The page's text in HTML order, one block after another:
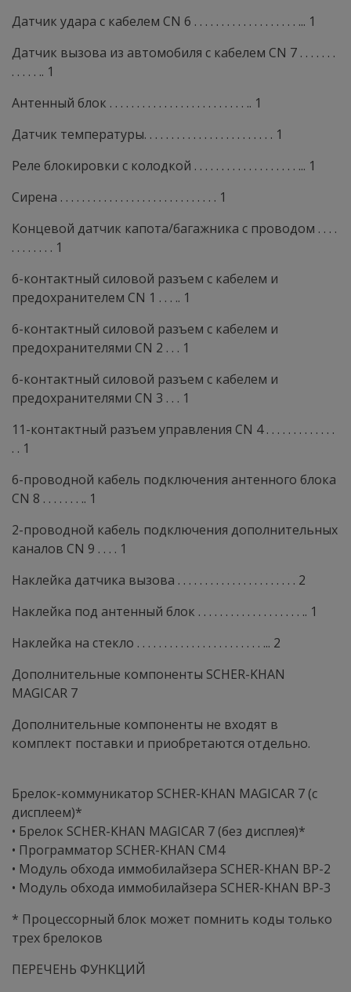
Датчик удара с кабелем CN 6 . . . . . . . . . . . . . . . . . . . ... 1
Датчик вызова из автомобиля с кабелем CN 7 . . . . . . .
. . . . . .. 1
Антенный блок . . . . . . . . . . . . . . . . . . . . . . . . . .. 1
Датчик температуры. . . . . . . . . . . . . . . . . . . . . . . . 1
Реле блокировки с колодкой . . . . . . . . . . . . . . . . . . . ... 1
Сирена . . . . . . . . . . . . . . . . . . . . . . . . . . . . . 1
Концевой датчик капота/багажника с проводом . . . .
. . . . . . . . 1
6-контактный силовой разъем с кабелем и
предохранителем CN 1 . . . .. 1
6-контактный силовой разъем с кабелем и
предохранителями CN 2 . . . 1
6-контактный силовой разъем с кабелем и
предохранителями CN 3 . . . 1
11-контактный разъем управления CN 4 . . . . . . . . . . . . .
. . 1
6-проводной кабель подключения антенного блока
CN 8 . . . . . . . .. 1
2-проводной кабель подключения дополнительных
каналов CN 9 . . . . 1
Наклейка датчика вызова . . . . . . . . . . . . . . . . . . . . . . 2
Наклейка под антенный блок . . . . . . . . . . . . . . . . . . . .. 1
Наклейка на стекло . . . . . . . . . . . . . . . . . . . . . . . ... 2
Дополнительные компоненты SCHER-KHAN
MAGICAR 7
Дополнительные компоненты не входят в
комплект поставки и приобретаются отдельно.
Брелок-коммуникатор SCHER-KHAN MAGICAR 7 (с
дисплеем)*
• Брелок SCHER-KHAN MAGICAR 7 (без дисплея)*
• Программатор SCHER-KHAN CM4
• Модуль обхода иммобилайзера SCHER-KHAN BP-2
• Модуль обхода иммобилайзера SCHER-KHAN BP-3
* Процессорный блок может помнить коды только
трех брелоков
ПЕРЕЧЕНЬ ФУНКЦИЙ